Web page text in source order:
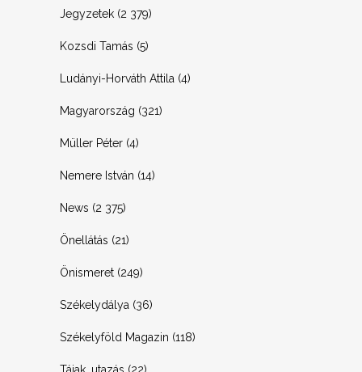
Jegyzetek (2 379)
Kozsdi Tamás (5)
Ludányi-Horváth Attila (4)
Magyarország (321)
Müller Péter (4)
Nemere István (14)
News (2 375)
Önellátás (21)
Önismeret (249)
Székelydálya (36)
Székelyföld Magazin (118)